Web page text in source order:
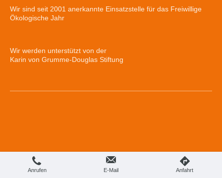
Wir sind seit 2001 anerkannte Einsatzstelle für das Freiwillige
Ökologische Jahr
Wir werden unterstützt von der
Karin von Grumme-Douglas Stiftung
Anrufen E-Mail Anfahrt